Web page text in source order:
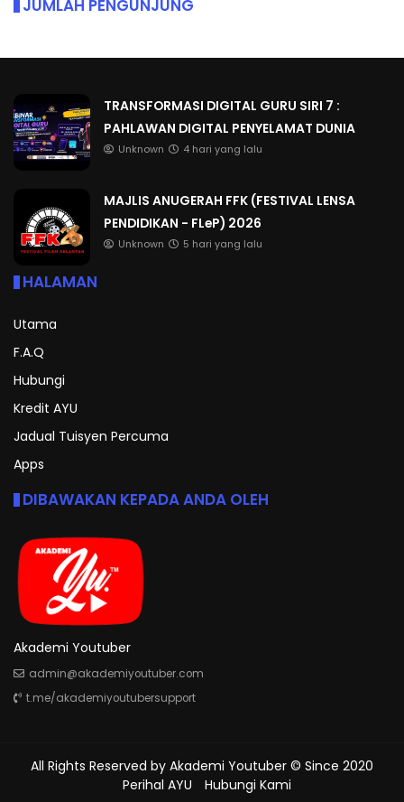
JUMLAH PENGUNJUNG
TRANSFORMASI DIGITAL GURU SIRI 7 :
PAHLAWAN DIGITAL PENYELAMAT DUNIA
Unknown 4 hari yang lalu
MAJLIS ANUGERAH FFK (FESTIVAL LENSA
PENDIDIKAN - FLeP) 2026
Unknown 5 hari yang lalu
HALAMAN
Utama
F.A.Q
Hubungi
Kredit AYU
Jadual Tuisyen Percuma
Apps
DIBAWAKAN KEPADA ANDA OLEH
Akademi Youtuber
admin@akademiyoutuber.com
t.me/akademiyoutubersupport
All Rights Reserved by Akademi Youtuber © Since 2020
Perihal AYU
Hubungi Kami